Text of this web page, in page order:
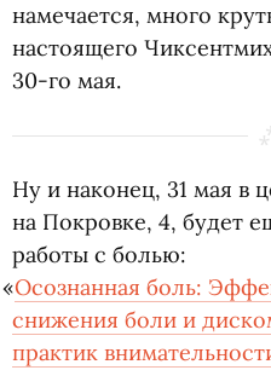
намечается, много
настоящего
30-го мая.
Ну и наконец, 31 мая в
на Покровке, 4, будет
работы с болью:
«Осознанная боль:
снижения боли и
практик